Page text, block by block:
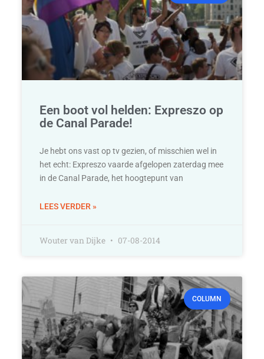
Een boot vol helden: Expreszo op
de Canal Parade!
Je hebt ons vast op tv gezien, of misschien wel in
het echt: Expreszo vaarde afgelopen zaterdag mee
in de Canal Parade, het hoogtepunt van
LEES VERDER »
Wouter van Dijke 07-08-2014
COLUMN